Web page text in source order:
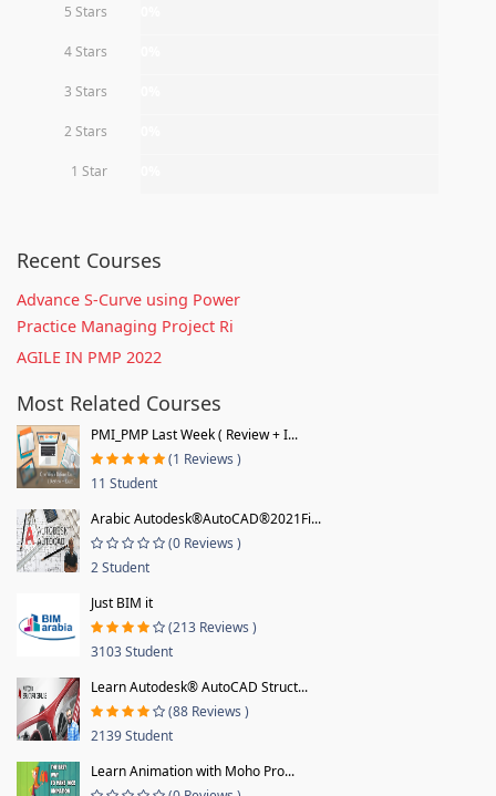
5 Stars
4 Stars
3 Stars
2 Stars
1 Star
Recent Courses
Advance S-Curve using Power
Practice Managing Project Ri
AGILE IN PMP 2022
Most Related Courses
PMI_PMP Last Week ( Review + I...
(1 Reviews )
11 Student
Arabic Autodesk®AutoCAD®2021Fi...
(0 Reviews )
2 Student
Just BIM it
(213 Reviews )
3103 Student
Learn Autodesk® AutoCAD Struct...
(88 Reviews )
2139 Student
Learn Animation with Moho Pro...